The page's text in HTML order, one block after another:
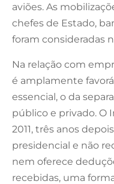
aviões. As
chefes de Estado,
foram consideradas
Na relação com
é amplamente
essencial, o da
público e privado. O
2011, três anos
presidencial e não
nem oferece
recebidas, uma